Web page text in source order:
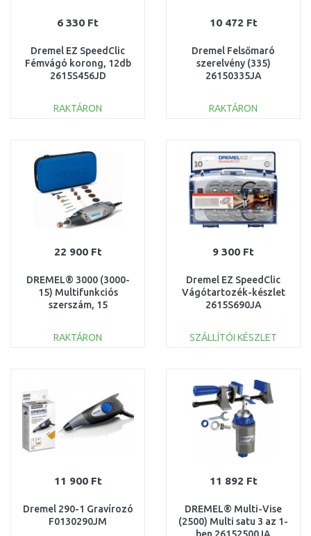
6 330 Ft
Dremel EZ SpeedClic
Fémvágó korong, 12db
2615S456JD
RAKTÁRON
Összehasonlítás
10 472 Ft
Dremel Felsőmaró
szerelvény (335)
26150335JA
RAKTÁRON
Összehasonlítás
22 900 Ft
DREMEL® 3000 (3000-
15) Multifunkciós
szerszám, 15
RAKTÁRON
9 300 Ft
Dremel EZ SpeedClic
Vágótartozék-készlet
2615S690JA
SZÁLLÍTÓI KÉSZLET
Összehasonlítás
11 900 Ft
Dremel 290-1 Gravírozó
F0130290JM
11 892 Ft
DREMEL® Multi-Vise
(2500) Multi satu 3 az 1-